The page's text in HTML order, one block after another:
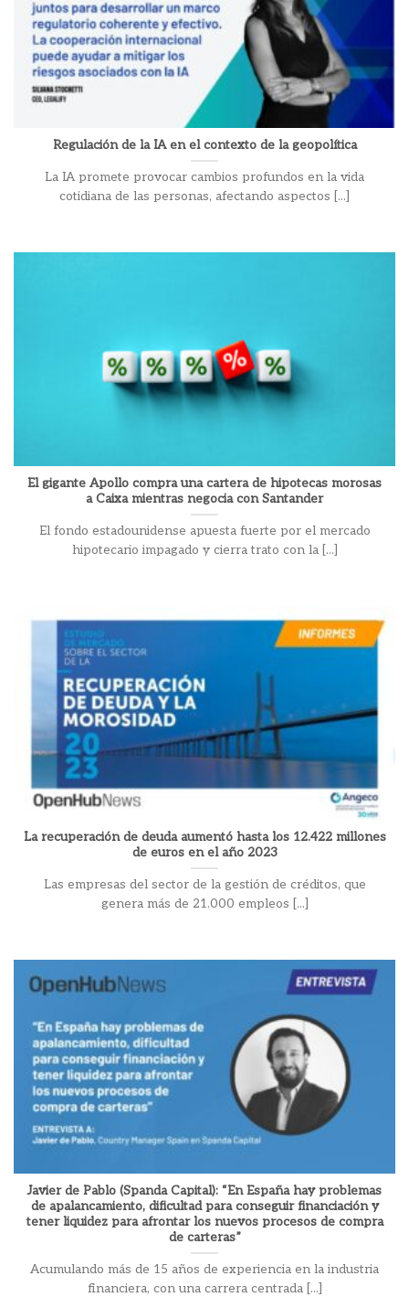
Regulación de la IA en el contexto de la geopolítica
La IA promete provocar cambios profundos en la vida
cotidiana de las personas, afectando aspectos [...]
El gigante Apollo compra una cartera de hipotecas morosas
a Caixa mientras negocia con Santander
El fondo estadounidense apuesta fuerte por el mercado
hipotecario impagado y cierra trato con la [...]
La recuperación de deuda aumentó hasta los 12.422 millones
de euros en el año 2023
Las empresas del sector de la gestión de créditos, que
genera más de 21.000 empleos [...]
Javier de Pablo (Spanda Capital): “En España hay problemas
de apalancamiento, dificultad para conseguir financiación y
tener liquidez para afrontar los nuevos procesos de compra
de carteras”
Acumulando más de 15 años de experiencia en la industria
financiera, con una carrera centrada [...]